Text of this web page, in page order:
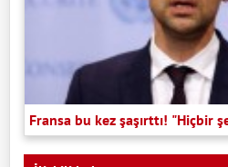
Fransa bu kez şaşırttı! "Hiçbir